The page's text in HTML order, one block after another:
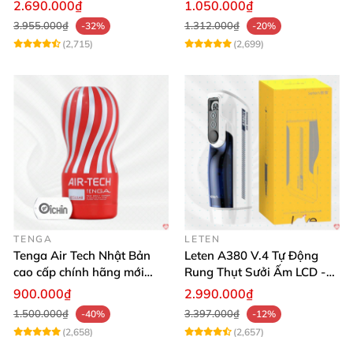
2.690.000₫
3.955.000₫
-32%
(2,715)
1.050.000₫
1.312.000₫
-20%
(2,699)
TENGA
Tenga Air Tech Nhật Bản
cao cấp chính hãng mới
seal giá tốt
900.000₫
1.500.000₫
-40%
(2,658)
LETEN
Leten A380 V.4 Tự Động
Rung Thụt Sưởi Ấm LCD -
Mua Ngay
2.990.000₫
3.397.000₫
-12%
(2,657)